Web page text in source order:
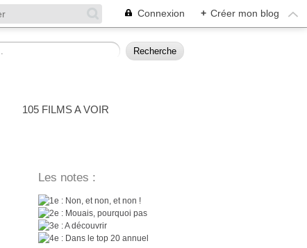
Connexion + Créer mon blog
105 FILMS A VOIR
Les notes :
: Non, et non, et non !
: Mouais, pourquoi pas
: A découvrir
: Dans le top 20 annuel